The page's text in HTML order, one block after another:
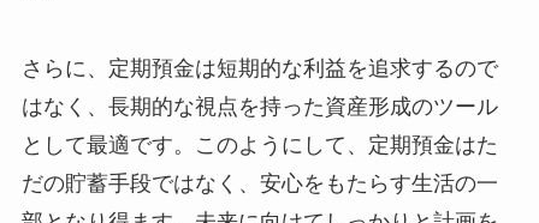
さらに、定期預金は短期的な利益を追求するので
はなく、長期的な視点を持った資産形成のツール
として最適です。このようにして、定期預金はた
だの貯蓄手段ではなく、安心をもたらす生活の一